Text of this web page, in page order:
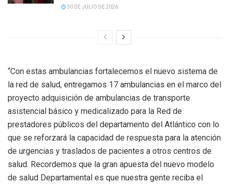
30 DE JULIO DE 2026
“Con estas ambulancias fortalecemos el nuevo sistema de
la red de salud, entregamos 17 ambulancias en el marco del
proyecto adquisición de ambulancias de transporte
asistencial básico y medicalizado para la Red de
prestadores públicos del departamento del Atlántico con lo
que se reforzará la capacidad de respuesta para la atención
de urgencias y traslados de pacientes a otros centros de
salud. Recordemos que la gran apuesta del nuevo modelo
de salud Departamental es que nuestra gente reciba el